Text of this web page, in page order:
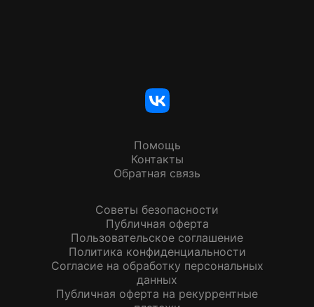
Помощь
Контакты
Обратная связь
Советы безопасности
Публичная оферта
Пользовательское соглашение
Политика конфиденциальности
Согласие на обработку персональных
данных
Публичная оферта на рекуррентные